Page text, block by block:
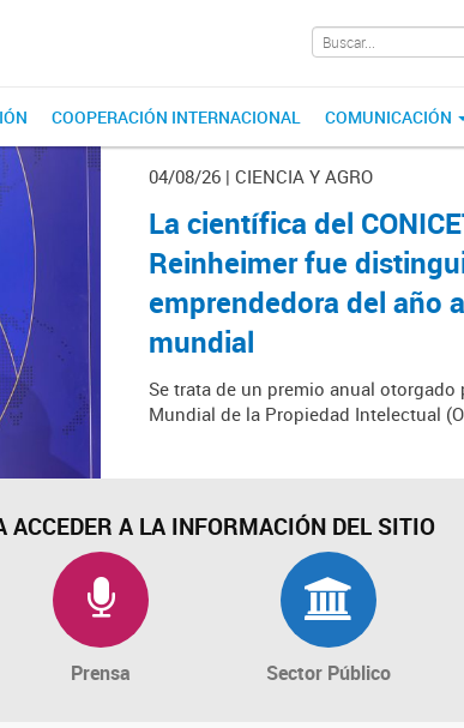
COOPERACIÓN INTERNACIONAL COMUNICACIÓN
04/08/26 | CIENCIA Y AGRO
La científica del
Reinheimer fue
emprendedora del año
mundial
Se trata de un premio anual otorgado
Mundial de la Propiedad Intelectual
ACCEDER A LA INFORMACIÓN DEL SITIO
Prensa Sector Público